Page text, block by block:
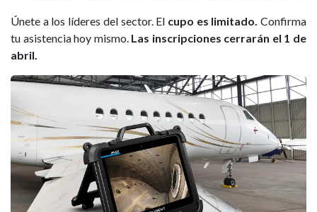
Únete a los líderes del sector. El cupo es limitado. Confirma
tu asistencia hoy mismo. Las inscripciones cerrarán el 1 de
abril.